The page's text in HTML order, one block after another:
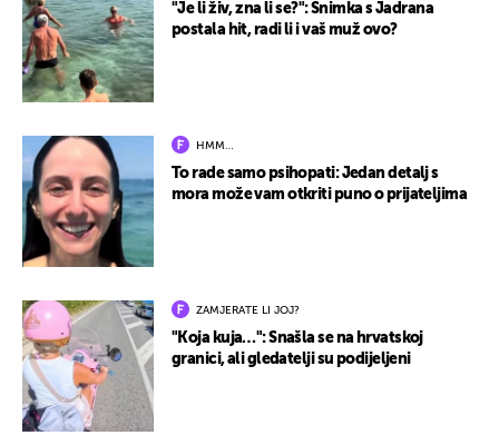
"Je li živ, zna li se?": Snimka s Jadrana
postala hit, radi li i vaš muž ovo?
HMM…
To rade samo psihopati: Jedan detalj s
mora može vam otkriti puno o prijateljima
ZAMJERATE LI JOJ?
"Koja kuja…": Snašla se na hrvatskoj
granici, ali gledatelji su podijeljeni